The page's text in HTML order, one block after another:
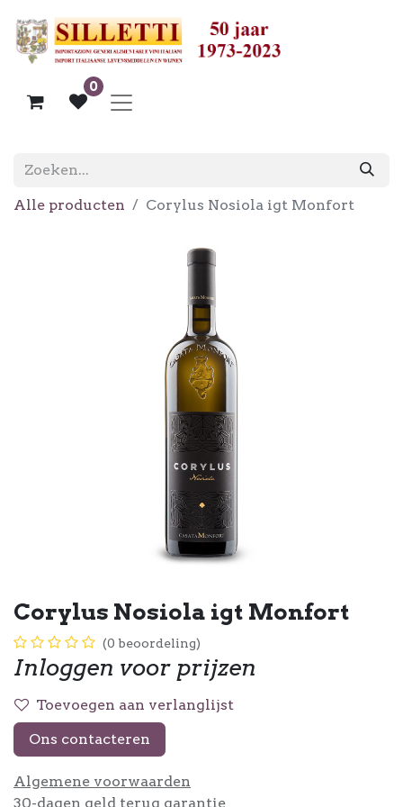
0
Alle producten Corylus Nosiola igt Monfort
Corylus Nosiola igt Monfort
(0 beoordeling)
Inloggen voor prijzen
Toevoegen aan verlanglijst
Ons contacteren
Algemene voorwaarden
30-dagen geld terug garantie